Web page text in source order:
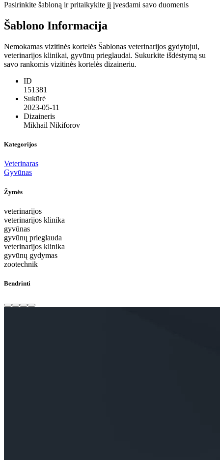
Pasirinkite šabloną ir pritaikykite jį įvesdami savo duomenis
Šablono Informacija
Nemokamas vizitinės kortelės Šablonas veterinarijos gydytojui,
veterinarijos klinikai, gyvūnų prieglaudai. Sukurkite išdėstymą su
savo rankomis vizitinės kortelės dizaineriu.
ID
151381
Sukūrė
2023-05-11
Dizaineris
Mikhail Nikiforov
Kategorijos
Veterinaras
Gyvūnas
Žymės
veterinarijos
veterinarijos klinika
gyvūnas
gyvūnų prieglauda
veterinarijos klinika
gyvūnų gydymas
zootechnik
Bendrinti